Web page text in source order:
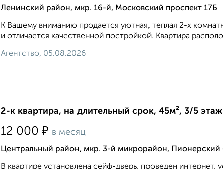
Ленинский район, мкр. 16-й, Московский проспект 17Б
К Вашему вниманию продается уютная, теплая 2-х
и отличается качественной постройкой. Квартира
Агентство, 05.08.2026
2-к квартира, на длительный срок, 45м², 3/5 этаж
12 000 ₽ в месяц
Центральный район, мкр. 3-й микрорайон, Пионерский
В квартире установлена сейф-дверь, проведен